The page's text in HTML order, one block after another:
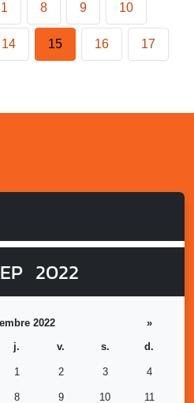
1 8 9 10
14 15 16 17
2022
2022
»
j. v. s. d.
1 2 3 4
8 9 10 11